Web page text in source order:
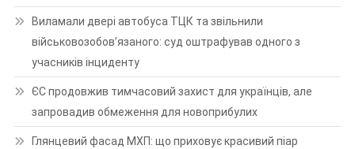
Виламали двері автобуса ТЦК та звільнили
військовозобов’язаного: суд оштрафував одного з
учасників інциденту
ЄС продовжив тимчасовий захист для українців, але
запровадив обмеження для новоприбулих
Глянцевий фасад МХП: що приховує красивий піар